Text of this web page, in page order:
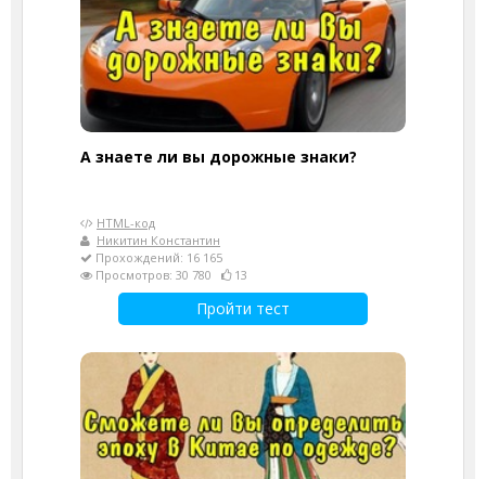
А знаете ли вы дорожные знаки?
HTML-код
Никитин Константин
Прохождений: 16 165
Просмотров: 30 780
13
Пройти тест